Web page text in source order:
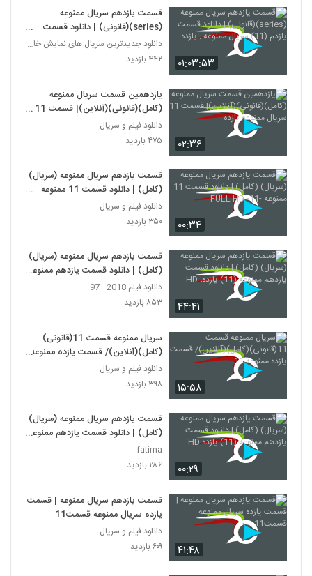
۰۱:۰۳:۵۳
قسمت یازدهم سریال ممنوعه
(series)(قانونی) | دانلود قسمت
یازدم (11) سریال ممنوعه . یازده
دانلود جدیدترین سریال های نمایش خانگی
۴۴۲ بازدید
۰۲:۳۶
یازدهمین قسمت سریال ممنوعه
(کامل)(قانونی)(آنلاین)| قسمت 11
سریال ممنوعه یازده
دانلود فیلم و سریال
۴۷۵ بازدید
۰۰:۳۴
قسمت یازدهم سریال ممنوعه (سریال)
(کامل) | دانلود قسمت 11 ممنوعه
-11- FULL HD
دانلود فیلم و سریال
۳۵۰ بازدید
۴۴:۴۱
قسمت یازدهم سریال ممنوعه (سریال)
(کامل) | دانلود قسمت یازدهم ممنوعه
(11) یازده، HD
دانلود فیلم 2018 - 97
۸۵۳ بازدید
۱۵:۵۸
سریال ممنوعه قسمت 11(قانونی)
(کامل)(آنلاین)/ قسمت یازده ممنوعه
11
دانلود فیلم و سریال
۳۹۸ بازدید
۰۰:۲۹
قسمت یازدهم سریال ممنوعه (سریال)
(کامل) | دانلود قسمت یازدهم ممنوعه
(11) یازده HD
fatima
۲۸۶ بازدید
۴۱:۴۸
قسمت یازدهم سریال ممنوعه | قسمت
یازده سریال ممنوعه قسمت11
دانلود فیلم و سریال
۶۰۹ بازدید